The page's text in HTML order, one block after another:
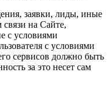
заявки, лиды, иные
на Сайте,
с условиями
с условиями
сервисов должно быть
за это несет сам